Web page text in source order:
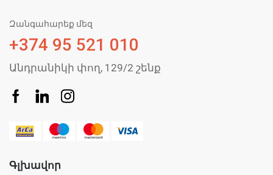
Զանգահարեք մեզ
+374 95 521 010
Անդրանիկի փող, 129/2 շենք
Գլխավոր